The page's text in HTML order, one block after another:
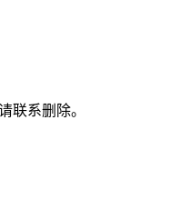
联系删除。